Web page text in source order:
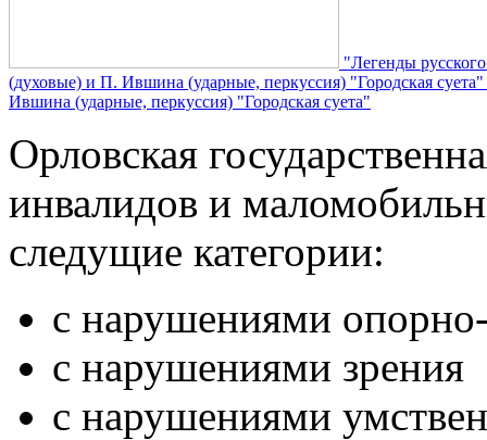
"Легенды
(духовые) и П. Ившина (ударные, перкуссия) "Городская суета"
Ившина (ударные, перкуссия) "Городская суета"
Орловская
инвалидов и
следущие категории:
с нарушениями опорно-
с нарушениями зрения
с нарушениями